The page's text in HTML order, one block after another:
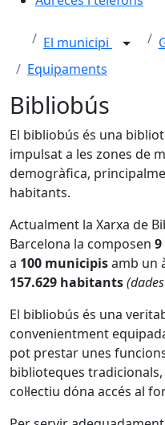
El municipi
Equipaments
Bibliobús
El bibliobús és una
impulsat a les zones de
demogràfica,
habitants.
Actualment la Xarxa de
Barcelona la composen 9
a 100 municipisamb un
157.629 habitants
El bibliobús és una
convenientment
pot prestar unes
biblioteques
col·lectiu dóna accés al